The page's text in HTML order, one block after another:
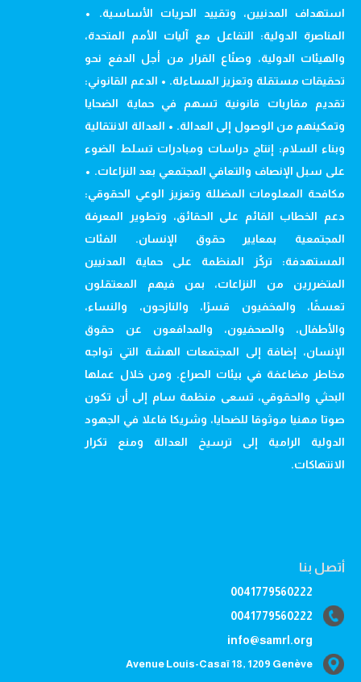
استهداف المدنيين، وتقييد الحريات الأساسية. •
المناصرة الدولية: التفاعل مع آليات الأمم المتحدة،
والهيئات الدولية، وصنّاع القرار من أجل الدفع نحو
تحقيقات مستقلة وتعزيز المساءلة. • الدعم القانوني:
تقديم مقاربات قانونية تسهم في حماية الضحايا
وتمكينهم من الوصول إلى العدالة. • العدالة الانتقالية
وبناء السلام: إنتاج دراسات ومبادرات تسلط الضوء
على سبل الإنصاف والتعافي المجتمعي بعد النزاعات. •
مكافحة المعلومات المضللة وتعزيز الوعي الحقوقي:
دعم الخطاب القائم على الحقائق، وتطوير المعرفة
المجتمعية بمعايير حقوق الإنسان. الفئات
المستهدفة: تركّز المنظمة على حماية المدنيين
المتضررين من النزاعات، بمن فيهم المعتقلون
تعسفًا، والمخفيون قسرًا، والنازحون، والنساء،
والأطفال، والصحفيون، والمدافعون عن حقوق
الإنسان، إضافة إلى المجتمعات الهشة التي تواجه
مخاطر مضاعفة في بيئات الصراع. ومن خلال عملها
البحثي والحقوقي، تسعى منظمة سام إلى أن تكون
صوتا مهنيا موثوقا للضحايا، وشريكا فاعلا في الجهود
الدولية الرامية إلى ترسيخ العدالة ومنع تكرار
الانتهاكات.
أتصل بنا
0041779560222
0041779560222
info@samrl.org
Avenue Louis-Casaï 18, 1209 Genève